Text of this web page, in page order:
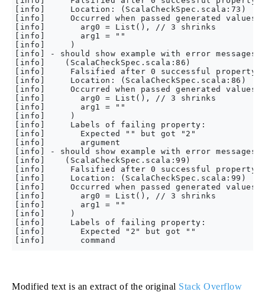
[info]     Location: (ScalaCheckSpec.scala:73)
[info]     Occurred when passed generated values
[info]       arg0 = List(), // 3 shrinks
[info]       arg1 = ""
[info]     )
[info] - should show example with error messages
[info]    (ScalaCheckSpec.scala:86)
[info]     Falsified after 0 successful property
[info]     Location: (ScalaCheckSpec.scala:86)
[info]     Occurred when passed generated values
[info]       arg0 = List(), // 3 shrinks
[info]       arg1 = ""
[info]     )
[info]     Labels of failing property:
[info]       Expected "" but got "2"
[info]       argument
[info] - should show example with error messages
[info]    (ScalaCheckSpec.scala:99)
[info]     Falsified after 0 successful property
[info]     Location: (ScalaCheckSpec.scala:99)
[info]     Occurred when passed generated values
[info]       arg0 = List(), // 3 shrinks
[info]       arg1 = ""
[info]     )
[info]     Labels of failing property:
[info]       Expected "2" but got ""
Modified text is an extract of the original Stack Overflow